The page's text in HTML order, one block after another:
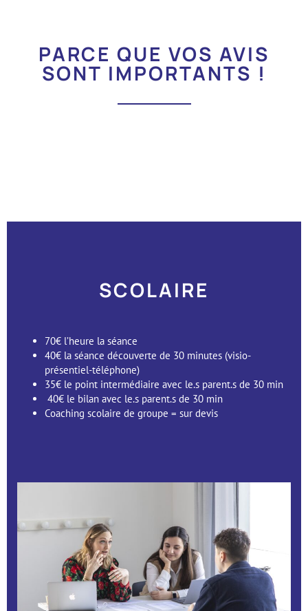
PARCE QUE VOS AVIS
SONT IMPORTANTS !
SCOLAIRE
70€ l’heure la séance
40€ la séance découverte de 30 minutes (visio-
présentiel-téléphone)
35€ le point intermédiaire avec le.s parent.s de 30 min
40€ le bilan avec le.s parent.s de 30 min
Coaching scolaire de groupe = sur devis